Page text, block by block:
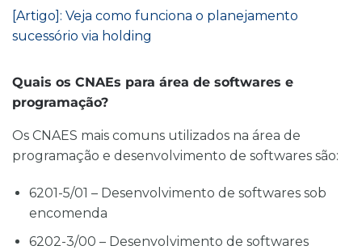
[Artigo]: Veja como funciona o planejamento
sucessório via holding
Quais os CNAEs para área de softwares e
programação?
Os CNAES mais comuns utilizados na área de
programação e desenvolvimento de softwares são:
6201-5/01 – Desenvolvimento de softwares sob
encomenda
6202-3/00 – Desenvolvimento de softwares